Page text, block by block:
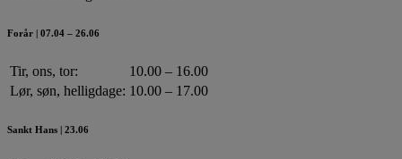
Forår | 07.04 – 26.06
Tir, ons, tor:
10.00 – 16.00
Lør, søn, helligdage: 10.00 – 17.00
Sankt Hans | 23.06